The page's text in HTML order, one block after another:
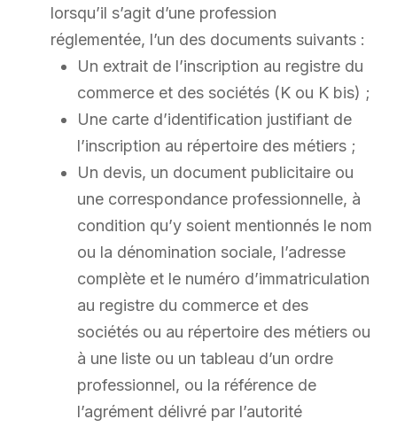
lorsqu’il s’agit d’une profession
réglementée, l’un des documents suivants :
Un extrait de l’inscription au registre du
commerce et des sociétés (K ou K bis) ;
Une carte d’identification justifiant de
l’inscription au répertoire des métiers ;
Un devis, un document publicitaire ou
une correspondance professionnelle, à
condition qu’y soient mentionnés le nom
ou la dénomination sociale, l’adresse
complète et le numéro d’immatriculation
au registre du commerce et des
sociétés ou au répertoire des métiers ou
à une liste ou un tableau d’un ordre
professionnel, ou la référence de
l’agrément délivré par l’autorité